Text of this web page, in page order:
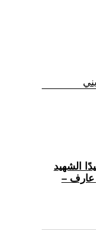
الشهيد
عارف –